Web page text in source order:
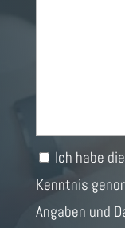
Ich habe
Kenntnis
Angaben und